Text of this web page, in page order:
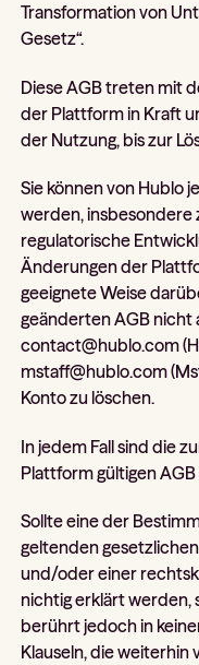
Transformation von
Gesetz“.
Diese AGB treten mit
der Plattform in Kraft
der Nutzung, bis zur
Sie können von Hublo
werden, insbesondere
regulatorische
Änderungen der
geeignete Weise
geänderten AGB nicht
contact@hublo.com
mstaff@hublo.com
Konto zu löschen.
In jedem Fall sind die
Plattform gültigen
Sollte eine der
geltenden
und/oder einer
nichtig erklärt werden,
berührt jedoch in
Klauseln, die